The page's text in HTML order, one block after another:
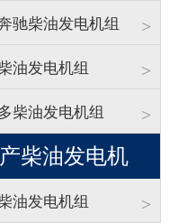
驰柴油发电机组 >
油发电机组 >
柴油发电机组 >
柴油发电机
油发电机组 >